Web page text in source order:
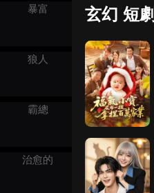
暴富
狼人
霸總
治愈的
玄幻 短劇